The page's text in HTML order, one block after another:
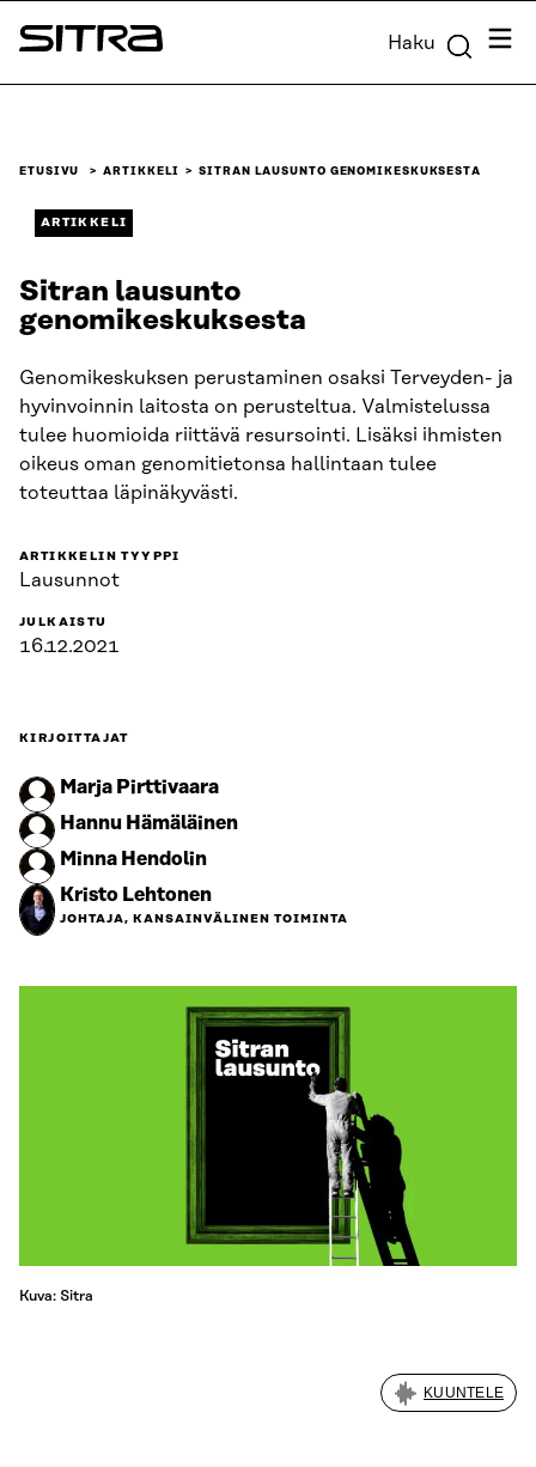
Siirry
suoraan
Sitra Haku
ETUSIVU ARTIKKELI SITRAN LAUSUNTO GENOMIKESKUKSESTA
ARTIKKELI
Sitran lausunto
genomikeskuksesta
Genomikeskuksen perustaminen osaksi Terveyden- ja
hyvinvoinnin laitosta on perusteltua. Valmistelussa
tulee huomioida riittävä resursointi. Lisäksi ihmisten
oikeus oman genomitietonsa hallintaan tulee
toteuttaa läpinäkyvästi.
ARTIKKELIN TYYPPI
Lausunnot
JULKAISTU
16.12.2021
KIRJOITTAJAT
Marja Pirttivaara
Hannu Hämäläinen
Minna Hendolin
Kristo Lehtonen
JOHTAJA, KANSAINVÄLINEN TOIMINTA
Kuva: Sitra
KUUNTELE